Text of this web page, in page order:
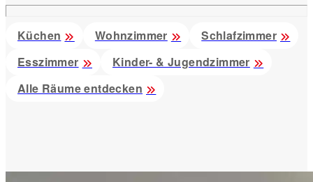
Küchen Wohnzimmer
Schlafzimmer
Esszimmer
Kinder- & Jugendzimmer
Alle Räume entdecken